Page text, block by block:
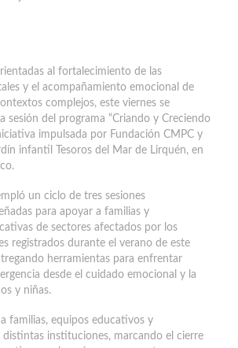
al fortalecimiento de las
y el acompañamiento emocional de
complejos, este viernes se
sesión del programa “Criando y Creciendo
impulsada por Fundación CMPC y
infantil Tesoros del Mar de Lirquén, en
un ciclo de tres sesiones
para apoyar a familias y
de sectores afectados por los
registrados durante el verano de este
herramientas para enfrentar
desde el cuidado emocional y la
y niñas.
familias, equipos educativos y
distintas instituciones, marcando el cierre